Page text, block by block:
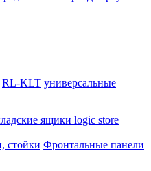
RL-KLT универсальные
ящики logic store
стойки Фронтальные панели